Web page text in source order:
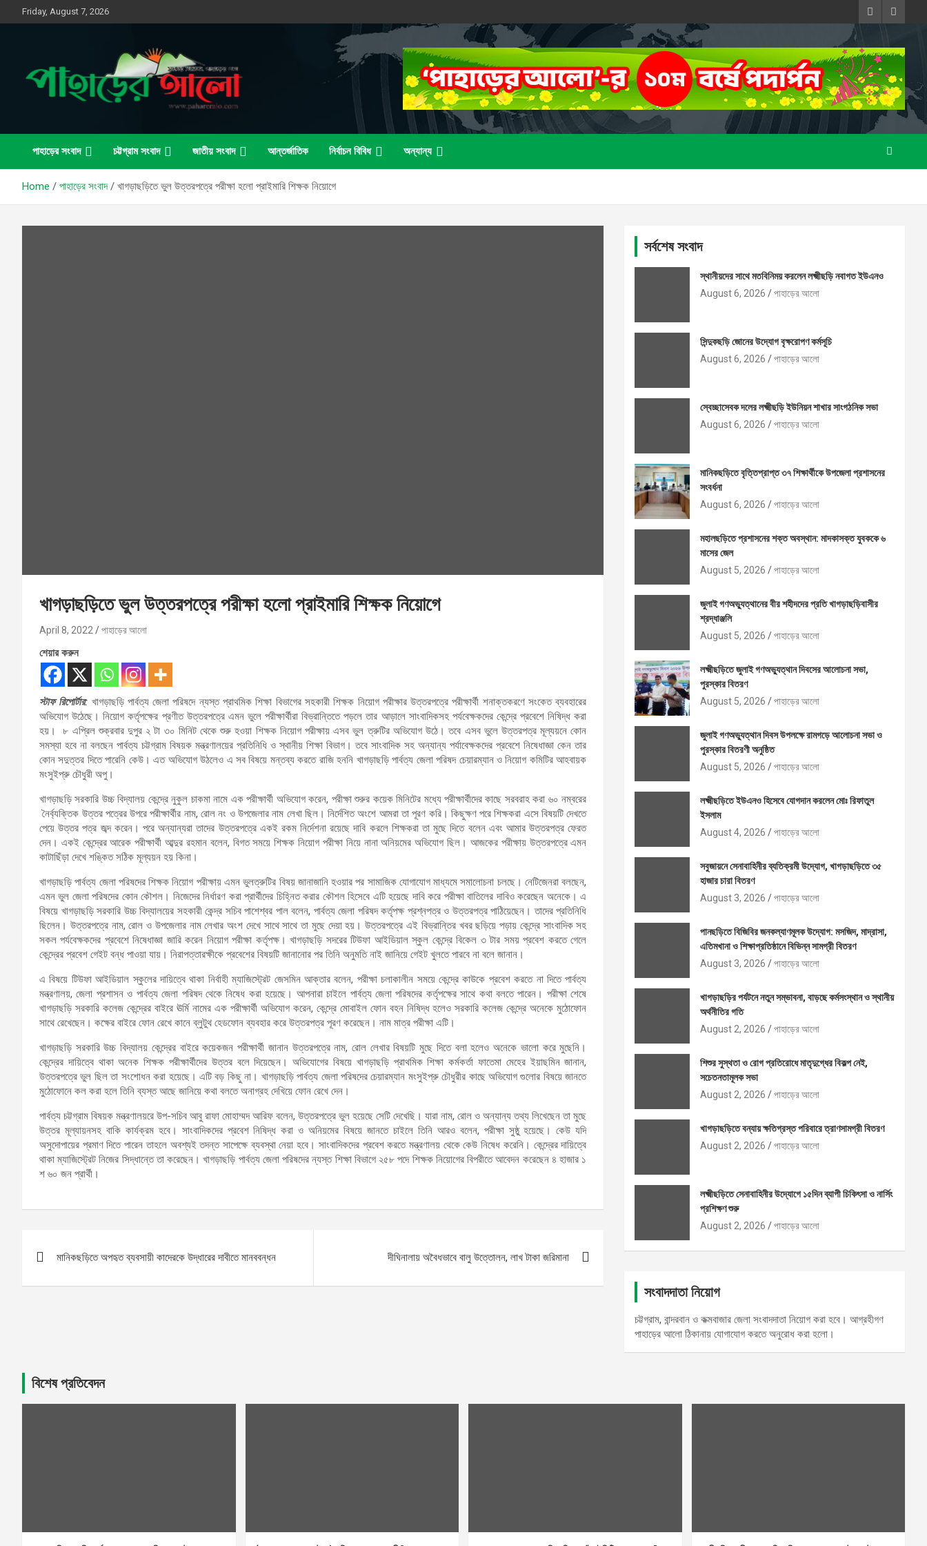
to
Friday, August 7, 2026
পাহাড়ের আলো
পাহাড়ের সংবাদ চট্টগ্রাম সংবাদ জাতীয় সংবাদ আন্তর্জাতিক নির্বাচন বিবিধ অন্যান্য
Home পাহাড়ের সংবাদ খাগড়াছড়িতে ভুল উত্তরপত্রে পরীক্ষা হলো প্রাইমারি শিক্ষক নিয়োগে
খাগড়াছড়িতে ভুল উত্তরপত্রে পরীক্ষা হলো প্রাইমারি শিক্ষক নিয়োগে
April 8, 2022 পাহাড়ের আলো
শেয়ার করুন
স্টাফ রিপোর্টার: খাগড়াছড়ি পার্বত্য জেলা পরিষদে ন্যস্ত প্রাথমিক শিক্ষা বিভাগের সহকারী শিক্ষক নিয়োগ পরীক্ষার উত্তরপত্রে পরীক্ষার্থী শনাক্তকরণে সংকেত ব্যবহারের
অভিযোগ উঠেছে। নিয়োগ কর্তৃপক্ষের প্রণীত উত্তরপত্রে এমন ভুলে পরীক্ষার্থীরা বিভ্রান্তিতে পড়লে তার আড়ালে সাংবাদিকসহ পর্যবেক্ষকদের কেন্দ্রে প্রবেশে নিষিদ্ধ করা
হয়। ৮ এপ্রিল শুক্রবার দুপুর ২ টা ৩০ মিনিট থেকে শুরু হওয়া শিক্ষক নিয়োগ পরীক্ষায় এসব ভুল ত্রুটির অভিযোগ উঠে। তবে এসব ভুলে উত্তরপত্র মূল্যয়নে কোন
সমস্যা হবে না বলছেন পার্বত্য চট্টগ্রাম বিষয়ক মন্ত্রণালয়ের প্রতিনিধি ও স্থানীয় শিক্ষা বিভাগ। তবে সাংবাদিক সহ অন্যান্য পর্যাবেক্ষকদের প্রবেশে নিষেধাজ্ঞা কেন তার
কোন সদুত্তর দিতে পারেনি কেউ। এত অভিযোগ উঠলেও এ সব বিষয়ে মন্তব্য করতে রাজি হননি খাগড়াছড়ি পার্বত্য জেলা পরিষদ চেয়ারম্যান ও নিয়োগ কমিটির আহবায়ক
মংসুইপ্রু চৌধুরী অপু।
খাগড়াছড়ি সরকারি উচ্চ বিদ্যালয় কেন্দ্রে নুকুল চাকমা নামে এক পরীক্ষার্থী অভিযোগ করেন, পরীক্ষা শুরুর কয়েক মিনিটের মধ্যে পরীক্ষার্থীদের কাছে সরবরাহ করা ৬০ নম্বরের
নৈর্ব্যক্তিক উত্তর পত্রের উপরে পরীক্ষার্থীর নাম, রোল নং ও উপজেলার নাম লেখা ছিল। নির্দেশিত অংশে আমরা তা পূরণ করি। কিছুক্ষণ পরে শিক্ষকরা এসে বিষয়টি দেখতে
পেয়ে উত্তর পত্র জব্দ করেন। পরে অন্যান্যরা তাদের উত্তরপত্রে একই রকম নির্দেশনা রয়েছে দাবি করলে শিক্ষকরা তা মুছে দিতে বলেন এবং আমার উত্তরপত্র ফেরত
দেন। একই কেন্দ্রের আরেক পরীক্ষার্থী আব্দুর রহমান বলেন, বিগত সময়ে শিক্ষক নিয়োগ পরীক্ষা নিয়ে নানা অনিয়মের অভিযোগ ছিল। আজকের পরীক্ষায় উত্তরপত্রে এমন
কাটাছিঁড়া দেখে শঙ্কিত সঠিক মূল্যয়ন হয় কিনা।
খাগড়াছড়ি পার্বত্য জেলা পরিষদের শিক্ষক নিয়োগ পরীক্ষায় এমন ভুলত্রুটির বিষয় জানাজানি হওয়ার পর সামাজিক যোগাযোগ মাধ্যমে সমালোচনা চলছে। নেটিজেনরা বলছেন,
এমন ভুল জেলা পরিষদের কোন কৌশল। নিজেদের নির্ধারণ করা প্রার্থীদের চিহ্নিত করার কৌশল হিসেবে এটি হয়েছে দাবি করে পরীক্ষা বাতিলের দাবিও করেছেন অনেকে। এ
বিষয়ে খাগড়াছড়ি সরকারি উচ্চ বিদ্যালয়ের সহকারী কেন্দ্র সচিব পাশেশ্বর পাল বলেন, পার্বত্য জেলা পরিষদ কর্তৃপক্ষ প্রশ্নপত্র ও উত্তরপত্র পাঠিয়েছেন। তাদের প্রতিনিধি
ছিলেন। উত্তরপত্রে নাম, রোল ও উপজেলার নাম লেখার অংশ দেখে সাথে সাথে তা মুছে দেয়া হয়। উত্তরপত্রে এই বিভ্রান্তির খবর ছড়িয়ে পড়ায় কেন্দ্রে সাংবাদিক সহ
সকল পর্যবেক্ষকদের প্রবেশে নিষেধাজ্ঞা জারি করেন নিয়োগ পরীক্ষা কর্তৃপক্ষ। খাগড়াছড়ি সদরের টিউফা আইডিয়াল স্কুল কেন্দ্রে বিকেল ৩ টার সময় প্রবেশ করতে গেলে
কেন্দ্রের প্রবেশ গেইট বন্ধ পাওয়া যায়। নিরাপত্তারক্ষীকে প্রবেশের বিষয়টি জানানোর পর তিনি অনুমতি নাই জানিয়ে গেইট খুলতে পারবে না বলে জানান।
এ বিষয়ে টিউফা আইডিয়াল স্কুলের দায়িত্বে থাকা নির্বাহী ম্যাজিস্ট্রেট জেসমিন আক্তার বলেন, পরীক্ষা চলাকালীন সময়ে কেন্দ্রে কাউকে প্রবেশ করতে না দিতে পার্বত্য
মন্ত্রণালয়, জেলা প্রশাসন ও পার্বত্য জেলা পরিষদ থেকে নিষেধ করা হয়েছে। আপনারা চাইলে পার্বত্য জেলা পরিষদের কর্তৃপক্ষের সাথে কথা বলতে পারেন। পরীক্ষা শেষে
খাগড়াছড়ি সরকারি কলেজ কেন্দ্রের বাইরে ঊর্মি নামের এক পরীক্ষার্থী অভিযোগ করেন, কেন্দ্রে মোবাইল ফোন বহন নিষিদ্ধ হলেও সরকারি কলেজ কেন্দ্রে অনেকে মুঠোফোন
সাথে রেখেছেন। কক্ষের বাইরে ফোন রেখে কানে ব্লুটুথ হেডফোন ব্যবহার করে উত্তরপত্র পূরণ করেছেন। নাম মাত্র পরীক্ষা এটি।
খাগড়াছড়ি সরকারি উচ্চ বিদ্যালয় কেন্দ্রের বাইরে কয়েকজন পরীক্ষার্থী জানান উত্তরপত্রে নাম, রোল লেখার বিষয়টি মুছে দিতে বলা হলেও অনেকে ভালো করে মুছেনি।
কেন্দ্রের দায়িত্বে থাকা অনেক শিক্ষক পরীক্ষার্থীদের উত্তর বলে দিয়েছেন। অভিযোগের বিষয়ে খাগড়াছড়ি প্রাথমিক শিক্ষা কর্মকর্তা ফাতেমা মেহের ইয়াছমিন জানান,
উত্তরপত্রে ভুল ছিল তা সংশোধন করা হয়েছে। এটি বড় কিছু না। খাগড়াছড়ি পার্বত্য জেলা পরিষদের চেয়ারম্যান মংসুইপ্রু চৌধুরীর কাছে অভিযোগ গুলোর বিষয়ে জানতে
মুঠোফোনে কল করা হলে তিনি ব্যস্ত আছে জানিয়ে কথা বলতে অনাগ্রহ দেখিয়ে ফোন রেখে দেন।
পার্বত্য চট্টগ্রাম বিষয়ক মন্ত্রণালয়রে উপ-সচিব আবু রাফা মোহাম্মদ আরিফ বলেন, উত্তরপত্রে ভুল হয়েছে সেটি দেখেছি। যারা নাম, রোল ও অন্যান্য তথ্য লিখেছেন তা মুছে
উত্তর মূল্যায়নসহ বাকি কার্যক্রম হবে। সাংবাদিকদের প্রবেশ নিষিদ্ধ করা ও অনিয়মের বিষয়ে জানতে চাইলে তিনি আরও বলেন, পরীক্ষা সুষ্ঠু হয়েছে। কেউ যদি
অসুদোপায়ের প্রমাণ দিতে পারেন তাহলে অবশ্যই তদন্ত সাপেক্ষে ব্যবস্থা নেয়া হবে। সাংবাদিকদের প্রবেশ করতে মন্ত্রণালয় থেকে কেউ নিষেধ করেনি। কেন্দ্রের দায়িত্বে
থাকা ম্যাজিস্ট্রেট নিজের সিদ্ধান্তে তা করেছেন। খাগড়াছড়ি পার্বত্য জেলা পরিষদের ন্যস্ত শিক্ষা বিভাগে ২৫৮ পদে শিক্ষক নিয়োগের বিপরীতে আবেদন করেছেন ৪ হাজার ১
শ ৬০ জন প্রার্থী।
navigation
মানিকছড়িতে অপহৃত ব্যবসায়ী কাদেরকে উদ্ধারের দাবীতে মানববন্ধন দীঘিনালায় অবৈধভাবে বালু উত্তোলন, লাখ টাকা জরিমানা
সর্বশেষ সংবাদ
স্থানীয়দের সাথে মতবিনিময় করলেন লক্ষ্মীছড়ি নবাগত ইউএনও
August 6, 2026
পাহাড়ের আলো
সিন্দুকছড়ি জোনের উদ্যোগ বৃক্ষরোপণ কর্মসূচি
August 6, 2026
পাহাড়ের আলো
স্বেচ্ছাসেবক দলের লক্ষ্মীছড়ি ইউনিয়ন শাখার সাংগঠনিক সভা
August 6, 2026
পাহাড়ের আলো
মানিকছড়িতে বৃত্তিপ্রাপ্ত ৩৭ শিক্ষার্থীকে উপজেলা প্রশাসনের
সংবর্ধনা
August 6, 2026
পাহাড়ের আলো
মহালছড়িতে প্রশাসনের শক্ত অবস্থান: মাদকাসক্ত যুবককে ৬
মাসের জেল
August 5, 2026
পাহাড়ের আলো
জুলাই গণঅভ্যুত্থানের বীর শহীদদের প্রতি খাগড়াছড়িবাসীর
শ্রদ্ধাঞ্জলি
August 5, 2026
পাহাড়ের আলো
লক্ষ্মীছড়িতে জুলাই গণঅভ্যুত্থান দিবসের আলোচনা সভা,
পুরস্কার বিতরণ
August 5, 2026
পাহাড়ের আলো
জুলাই গণঅভ্যুত্থান দিবস উপলক্ষে রামগড়ে আলোচনা সভা ও
পুরস্কার বিতরণী অনুষ্ঠিত
August 5, 2026
পাহাড়ের আলো
লক্ষ্মীছড়িতে ইউএনও হিসেবে যোগদান করলেন মোঃ রিফাতুল
ইসলাম
August 4, 2026
পাহাড়ের আলো
সবুজায়নে সেনাবাহিনীর ব্যতিক্রমী উদ্যোগ, খাগড়াছড়িতে ৩৫
হাজার চারা বিতরণ
August 3, 2026
পাহাড়ের আলো
পানছড়িতে বিজিবির জনকল্যাণমূলক উদ্যোগ: মসজিদ, মাদ্রাসা,
এতিমখানা ও শিক্ষাপ্রতিষ্ঠানে বিভিন্ন সামগ্রী বিতরণ
August 3, 2026
পাহাড়ের আলো
খাগড়াছড়ির পর্যটনে নতুন সম্ভাবনা, বাড়ছে কর্মসংস্থান ও স্থানীয়
অর্থনীতির গতি
August 2, 2026
পাহাড়ের আলো
শিশুর সুস্থতা ও রোগ প্রতিরোধে মাতৃদুগ্ধের বিকল্প নেই,
সচেতনতামূলক সভা
August 2, 2026
পাহাড়ের আলো
খাগড়াছড়িতে বন্যায় ক্ষতিগ্রস্ত পরিবারে ত্রাণসামগ্রী বিতরণ
August 2, 2026
পাহাড়ের আলো
লক্ষ্মীছড়িতে সেনাবাহিনীর উদ্যোগে ১৫দিন ব্যাপী চিকিৎসা ও নার্সিং
প্রশিক্ষণ শুরু
August 2, 2026
পাহাড়ের আলো
সংবাদদাতা নিয়োগ
চট্টগ্রাম, বান্দরবান ও কক্মবাজার জেলা সংবাদদাতা নিয়োগ করা হবে। আগ্রহীগণ
পাহাড়ের আলো ঠিকানায় যোগাযোগ করতে অনুরোধ করা হলো।
বিশেষ প্রতিবেদন